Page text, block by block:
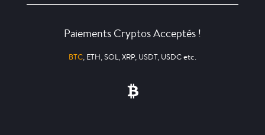
Paiements Cryptos Acceptés !
BTC, ETH, SOL, XRP, USDT, USDC etc.